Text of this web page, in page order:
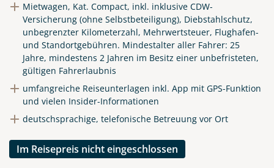
Mietwagen, Kat. Compact, inkl. inklusive CDW-
Versicherung (ohne Selbstbeteiligung), Diebstahlschutz,
unbegrenzter Kilometerzahl, Mehrwertsteuer, Flughafen-
und Standortgebühren. Mindestalter aller Fahrer: 25
Jahre, mindestens 2 Jahren im Besitz einer unbefristeten,
gültigen Fahrerlaubnis
umfangreiche Reiseunterlagen inkl. App mit GPS-Funktion
und vielen Insider-Informationen
deutschsprachige, telefonische Betreuung vor Ort
Im Reisepreis nicht eingeschlossen